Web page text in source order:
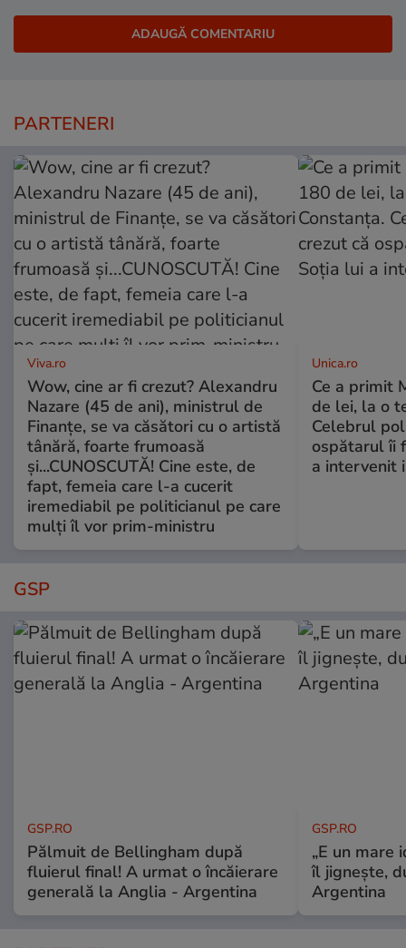
PARTENERI
Viva.ro
Wow, cine ar fi crezut? Alexandru
Nazare (45 de ani), ministrul de
Finanțe, se va căsători cu o artistă
tânără, foarte frumoasă
și...CUNOSCUTĂ! Cine este, de
fapt, femeia care l-a cucerit
iremediabil pe politicianul pe care
mulți îl vor prim-ministru
Unica.ro
Ce a primit
de lei, la o
Celebrul
ospătarul îi
a intervenit
GSP
GSP.RO
Pălmuit de Bellingham după
fluierul final! A urmat o încăierare
generală la Anglia - Argentina
GSP.RO
„E un mare
îl jignește,
Argentina